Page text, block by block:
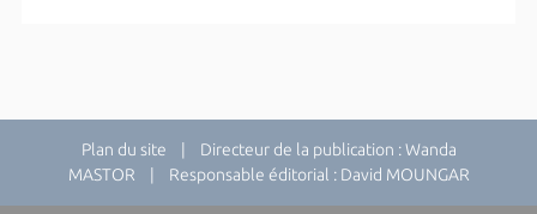
Plan du site | Directeur de la publication : Wanda
MASTOR | Responsable éditorial : David MOUNGAR